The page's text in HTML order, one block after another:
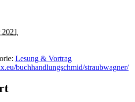
Lesung & Vortrag
buchhandlungschmid/straubwagner/